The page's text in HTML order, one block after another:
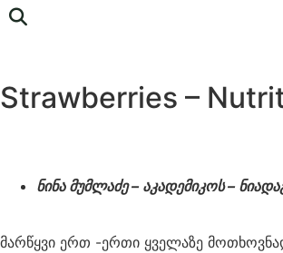
Strawberries –
ნინა მუმლაძე – აკადემიკოს –
მარწყვი ერთ -ერთი ყველაზე